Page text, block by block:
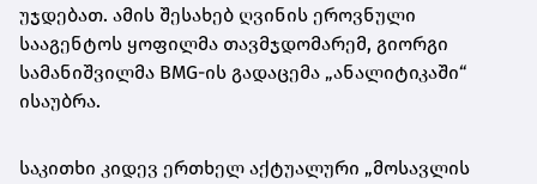
უჯდებათ. ამის შესახებ ღვინის ეროვნული
სააგენტოს ყოფილმა თავმჯდომარემ, გიორგი
სამანიშვილმა BMG-ის გადაცემა „ანალიტიკაში“
ისაუბრა.
საკითხი კიდევ ერთხელ აქტუალური „მოსავლის